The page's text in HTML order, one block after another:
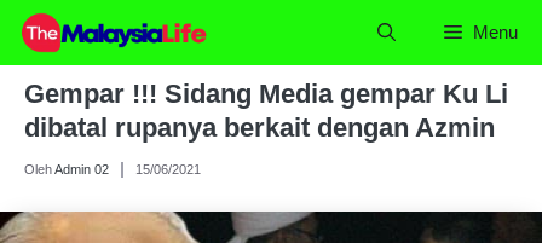
Skip
content
Menu
Gempar !!! Sidang Media gempar Ku Li
dibatal rupanya berkait dengan Azmin
OlehAdmin 02 15/06/2021